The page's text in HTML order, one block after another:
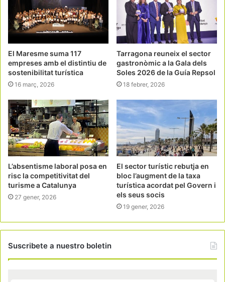
El Maresme suma 117
empreses amb el distintiu de
sostenibilitat turística
16 març, 2026
Tarragona reuneix el sector
gastronòmic a la Gala dels
Soles 2026 de la Guía Repsol
18 febrer, 2026
L’absentisme laboral posa en
risc la competitivitat del
turisme a Catalunya
27 gener, 2026
El sector turístic rebutja en
bloc l’augment de la taxa
turística acordat pel Govern i
els seus socis
19 gener, 2026
Suscribete a nuestro boletin